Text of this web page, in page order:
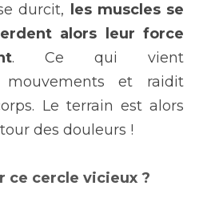
durcit,
les muscles se
alors leur force
. Ce qui vient
mouvements et raidit
Le terrain est alors
des douleurs !
ce cercle vicieux ?